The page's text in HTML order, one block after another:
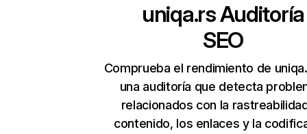
uniqa.rsAuditoría
SEO
Comprueba el rendimiento de
una auditoría que detecta
relacionados con la
contenido, los enlaces y la